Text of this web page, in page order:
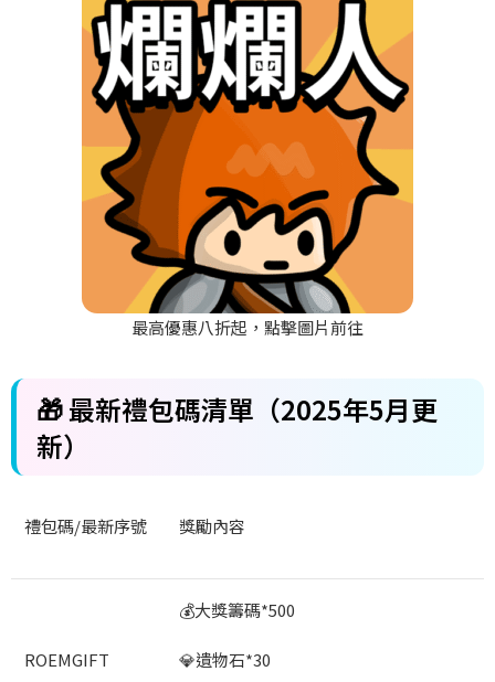
最高優惠八折起，點擊圖片前往
🎁 最新禮包碼清單（2025年5月更
新）
禮包碼/最新序號 獎勵內容
ROEMGIFT
💰大獎籌碼*500
💎遺物石*30